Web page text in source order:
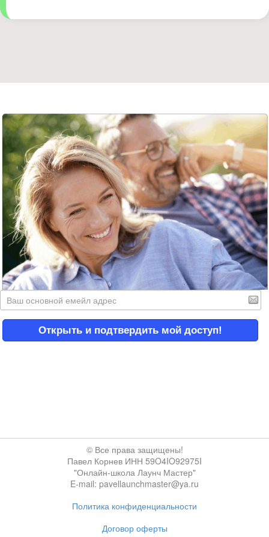
Открыть и подтвердить мой доступ!
© Все права защищены!
Павел Корнев ИНН 59O4IO92975I
"Онлайн-школа Лаунч Мастер"
E-mail: pavellaunchmaster@ya.ru
Политика конфиденциальности
Договор оферты